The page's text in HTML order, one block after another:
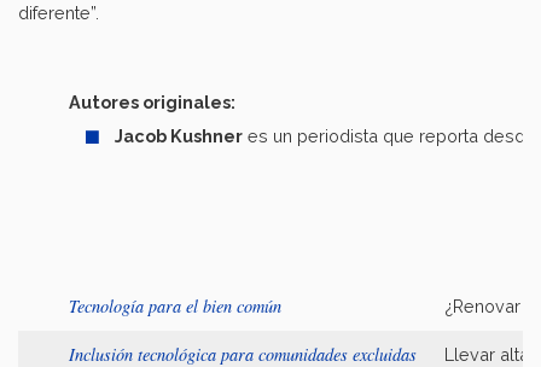
diferente”.
Autores originales:
Jacob Kushner es un periodista que reporta desde
Tecnología para el bien común ¿Renovar
Inclusión tecnológica para comunidades excluidas Llevar alta